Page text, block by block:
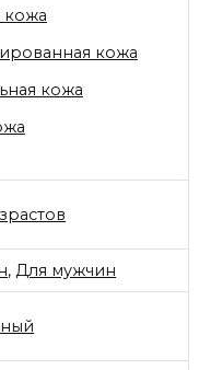
кожа
кожа
,Для мужчин